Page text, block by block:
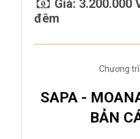
Giá: 3.200.000
đêm
Chương
SAPA -
BẢN